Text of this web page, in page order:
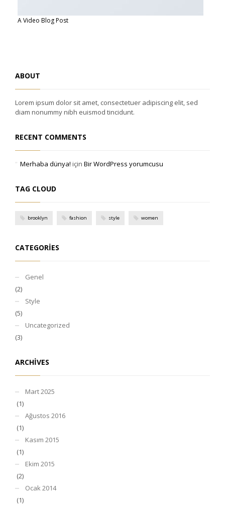
A Video Blog Post
ABOUT
Lorem ipsum dolor sit amet, consectetuer adipiscing elit, sed
diam nonummy nibh euismod tincidunt.
RECENT COMMENTS
Merhaba dünya! için Bir WordPress yorumcusu
TAG CLOUD
brooklyn fashion style women
CATEGORIES
Genel
(2)
Style
(5)
Uncategorized
(3)
ARCHIVES
Mart 2025
(1)
Ağustos 2016
(1)
Kasım 2015
(1)
Ekim 2015
(2)
Ocak 2014
(1)